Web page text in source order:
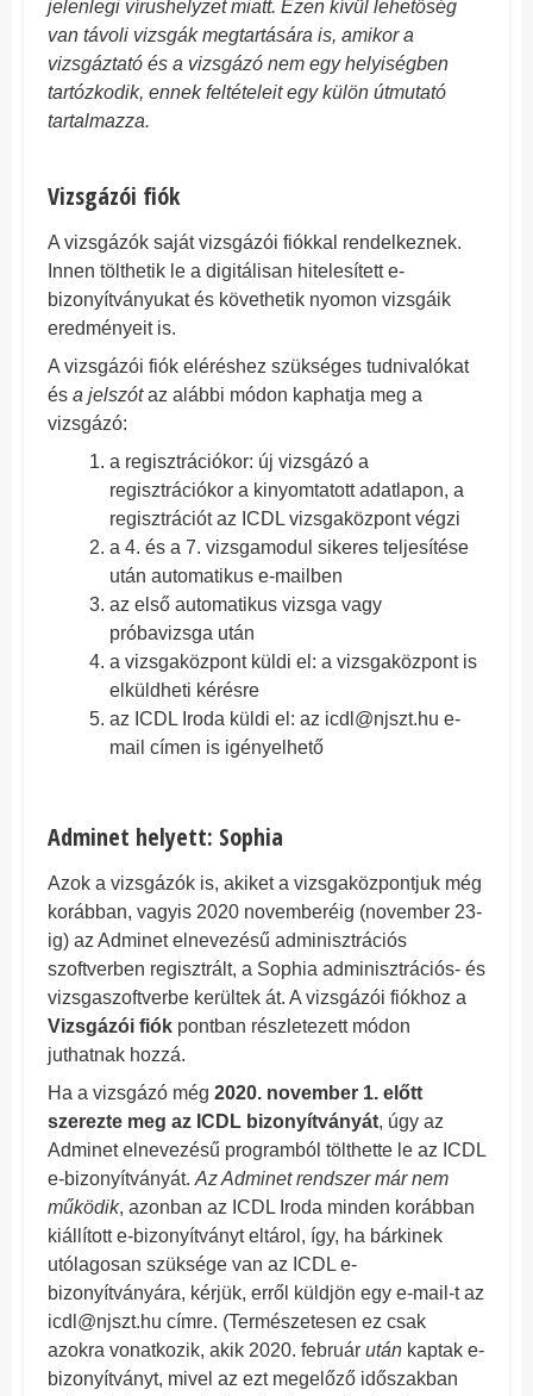
jelenlegi vírushelyzet miatt. Ezen kívül lehetőség
van távoli vizsgák megtartására is, amikor a
vizsgáztató és a vizsgázó nem egy helyiségben
tartózkodik, ennek feltételeit egy külön útmutató
tartalmazza.
Vizsgázói fiók
A vizsgázók saját vizsgázói fiókkal rendelkeznek.
Innen tölthetik le a digitálisan hitelesített e-
bizonyítványukat és követhetik nyomon vizsgáik
eredményeit is.
A vizsgázói fiók eléréshez szükséges tudnivalókat
és a jelszótaz alábbi módon kaphatja meg a
vizsgázó:
a regisztrációkor: új vizsgázó a
regisztrációkor a kinyomtatott adatlapon, a
regisztrációt az ICDL vizsgaközpont végzi
a 4. és a 7. vizsgamodul sikeres teljesítése
után automatikus e-mailben
az első automatikus vizsga vagy
próbavizsga után
a vizsgaközpont küldi el: a vizsgaközpont is
elküldheti kérésre
az ICDL Iroda küldi el: az icdl @njszt.hu e-
mail címen is igényelhető
Adminet helyett: Sophia
Azok a vizsgázók is, akiket a vizsgaközpontjuk még
korábban, vagyis 2020 novemberéig (november 23-
ig) az Adminet elnevezésű adminisztrációs
szoftverben regisztrált, a Sophia adminisztrációs- és
vizsgaszoftverbe kerültek át. A vizsgázói fiókhoz a
Vizsgázói fiók pontban részletezett módon
juthatnak hozzá.
Ha a vizsgázó még 2020. november 1. előtt
szerezte meg az ICDL bizonyítványát, úgy az
Adminet elnevezésű programból tölthette le az ICDL
e-bizonyítványát. Az Adminet rendszer már nem
működik, azonban az ICDL Iroda minden korábban
kiállított e-bizonyítványt eltárol, így, ha bárkinek
utólagosan szüksége van az ICDL e-
bizonyítványára, kérjük, erről küldjön egy e-mail-t az
icdl @njszt.hu címre. (Természetesen ez csak
azokra vonatkozik, akik 2020. február után kaptak e-
bizonyítványt, mivel az ezt megelőző időszakban